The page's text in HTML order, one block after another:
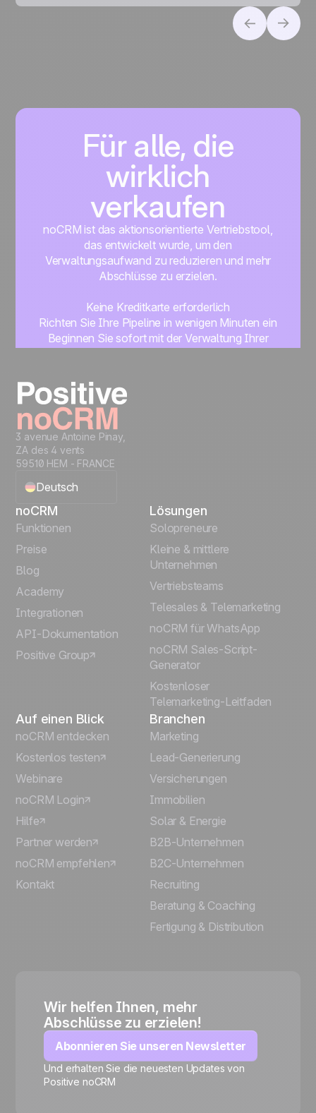
Für alle, die
wirklich
verkaufen
noCRM ist das aktionsorientierte Vertriebstool,
das entwickelt wurde, um den
Verwaltungsaufwand zu reduzieren und mehr
Abschlüsse zu erzielen.
Keine Kreditkarte erforderlich
Richten Sie Ihre Pipeline in wenigen Minuten ein
Beginnen Sie sofort mit der Verwaltung Ihrer
3 avenue Antoine Pinay,
ZA des 4 vents
59510 HEM - FRANCE
Deutsch
English
Español
Português
Italiano
noCRM
Funktionen
Preise
Blog
Academy
Integrationen
API-Dokumentation
Positive Group
Lösungen
Solopreneure
Kleine & mittlere
Unternehmen
Vertriebsteams
Telesales & Telemarketing
noCRM für WhatsApp
noCRM Sales-Script-
Generator
Kostenloser
Telemarketing-Leitfaden
Auf einen Blick
noCRM entdecken
Kostenlos testen
Webinare
noCRM Login
Hilfe
Partner werden
noCRM empfehlen
Kontakt
Branchen
Marketing
Lead-Generierung
Versicherungen
Immobilien
Solar & Energie
B2B-Unternehmen
B2C-Unternehmen
Recruiting
Beratung & Coaching
Fertigung & Distribution
Wir helfen Ihnen, mehr
Abschlüsse zu erzielen!
Abonnieren Sie unseren Newsletter
Und erhalten Sie die neuesten Updates von
Positive noCRM